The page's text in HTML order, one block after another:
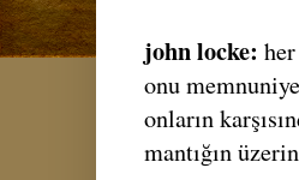
john locke:
onu
onların
mantığın